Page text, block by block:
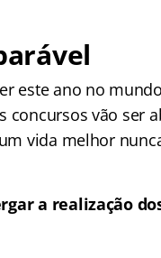
este ano no
concursos vão ser
vida melhor
a realização